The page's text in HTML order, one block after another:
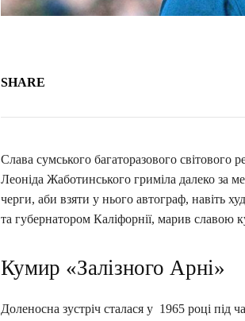
SHARE
Слава сумського багаторазового світового
Леоніда Жаботинського гриміла далеко за
черги, аби взяти у нього автограф, навіть
та губернатором Каліфорнії, марив славою
Кумир «Залізного Арні»
Доленосна зустріч сталася у 1965 році під